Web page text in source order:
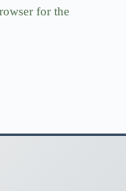
for the